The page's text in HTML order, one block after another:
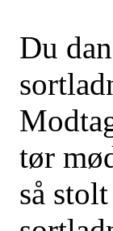
Du
tør
så